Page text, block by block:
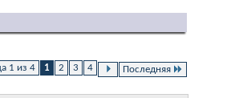
1 из 4 1 2 3 4 Последняя